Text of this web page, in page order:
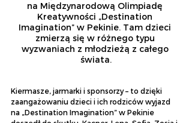
na Międzynarodową Olimpiadę
Kreatywności „Destination
Imagination” w Pekinie. Tam dzieci
zmierzą się w różnego typu
wyzwaniach z młodzieżą z całego
świata.
Kiermasze, jarmarki i sponsorzy – to dzięki
zaangażowaniu dzieci i ich rodziców wyjazd
na „Destination Imagination” w Pekinie